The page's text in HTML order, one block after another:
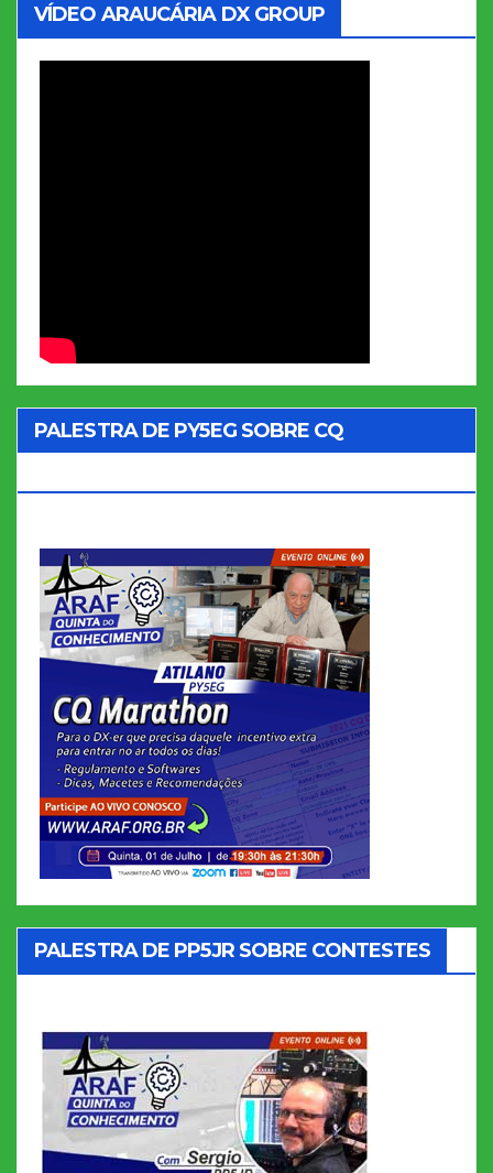
VÍDEO ARAUCÁRIA DX GROUP
PALESTRA DE PY5EG SOBRE CQ
PALESTRA DE PP5JR SOBRE CONTESTES